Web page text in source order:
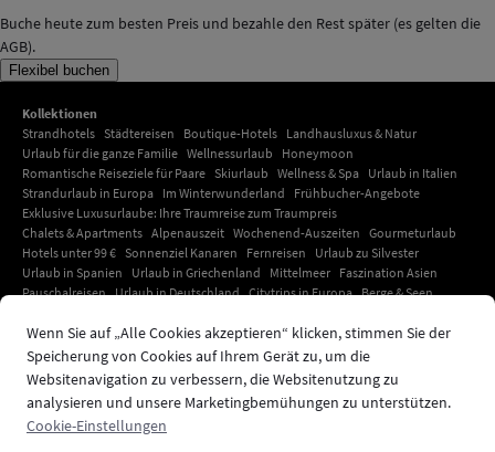
Buche heute zum besten Preis und bezahle den Rest später (es gelten die
AGB).
Flexibel buchen
Kollektionen
Strandhotels Städtereisen Boutique-Hotels Landhausluxus & Natur
Urlaub für die ganze Familie Wellnessurlaub
Honeymoon
Romantische Reiseziele für Paare Skiurlaub Wellness & Spa Urlaub in Italien
Strandurlaub in Europa Im Winterwunderland
Frühbucher-Angebote
Exklusive Luxusurlaube: Ihre Traumreise zum Traumpreis
Chalets & Apartments Alpenauszeit Wochenend-Auszeiten Gourmeturlaub
Hotels unter 99 € Sonnenziel Kanaren Fernreisen
Urlaub zu Silvester
Urlaub in Spanien
Urlaub in Griechenland Mittelmeer Faszination Asien
Pauschalreisen Urlaub in Deutschland Citytrips in Europa Berge & Seen
Deals der Woche Amsterdam-Hotels Paris Hotels
Ihr exklusiver Urlaub auf Mallorca: Unvergessliche Momente unter südlicher
Sonne
Urlaub auf Kreta
Urlaub in Dubai
Urlaub in der Karibik
Südtirol Urlaub Urlaub in Indonesien Strandhotels
Wenn Sie auf „Alle Cookies akzeptieren“ klicken, stimmen Sie der
Speicherung von Cookies auf Ihrem Gerät zu, um die
Websitenavigation zu verbessern, die Websitenutzung zu
analysieren und unsere Marketingbemühungen zu unterstützen.
Cookie-Einstellungen